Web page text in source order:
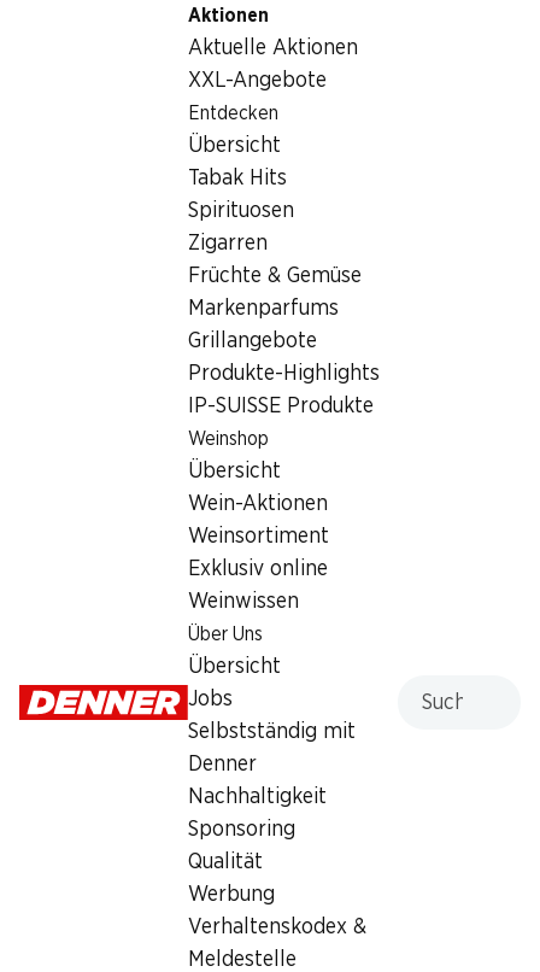
Aktionen
Aktuelle Aktionen
XXL-Angebote
Entdecken
Übersicht
Tabak Hits
Spirituosen
Zigarren
Früchte & Gemüse
Markenparfums
Grillangebote
Produkte-Highlights
IP-SUISSE Produkte
Weinshop
Übersicht
Wein-Aktionen
Weinsortiment
Exklusiv online
Weinwissen
Über Uns
Übersicht
Jobs
Selbstständig mit
Denner
Nachhaltigkeit
Sponsoring
Qualität
Werbung
Verhaltenskodex &
Meldestelle
Sonstiges
Squirini Haselnusslikör
1102443
Bleiben Sie mit dem Denner Newsletter immer auf dem
neusten Stand. Melden Sie sich jetzt an!